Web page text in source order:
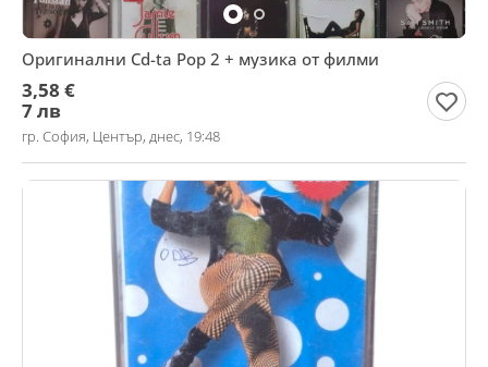
Оригинални Cd-ta Pop 2 + музика от филми
3,58 €
7 лв
гр. София, Център, днес, 19:48